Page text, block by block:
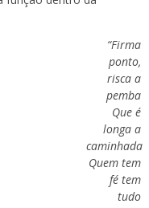
“Firma
ponto,
risca a
pemba
Que é
longa a
caminhada
Quem tem
fé tem
tudo